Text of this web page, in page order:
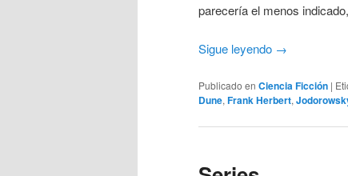
parecería el menos
Sigue leyendo →
Publicado en Ciencia Ficción |
Dune, Frank Herbert,